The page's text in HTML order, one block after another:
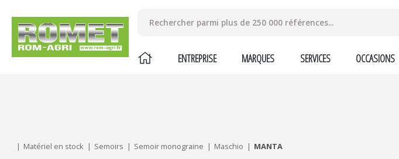
ENTREPRISE MARQUES SERVICES OCCASIONS
Matériel en stock Semoirs Semoir monograine Maschio MANTA